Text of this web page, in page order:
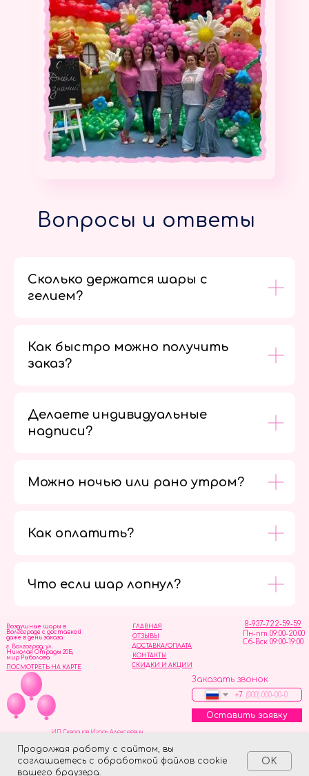
Продолжая работу с сайтом, вы
соглашаетесь с обработкой файлов cookie
вашего браузера.
OK
Вопросы и ответы
Сколько держатся шары с
гелием?
Как быстро можно получить
заказ?
Делаете индивидуальные
надписи?
Можно ночью или рано утром?
Как оплатить?
Что если шар лопнул?
ОТЗЫВЫ
ГЛАВНАЯ
ДОСТАВКА/ОПЛАТА
СКИДКИ И АКЦИИ
КОНТАКТЫ
8-937-722-59-59
Пн-пт 09:00-20:00
Сб-Вск 09:00-19:00
Воздушные шары в
Волгограде с доставкой
даже в день заказа
Заказать звонок
+7
Оставить заявку
г. Волгоград, ул.
Николая Отрады 20Б,
мир Рыболова
ПОСМОТРЕТЬ НА КАРТЕ
ИП Скворцов Игорь Алексеевич
Made on Tilda